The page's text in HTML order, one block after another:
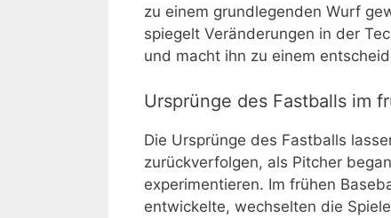
zu einem grundlegenden Wurf
spiegelt Veränderungen in der
und macht ihn zu einem
Ursprünge des Fastballs im
Die Ursprünge des Fastballs
zurückverfolgen, als Pitcher
experimentieren. Im frühen
entwickelte, wechselten die